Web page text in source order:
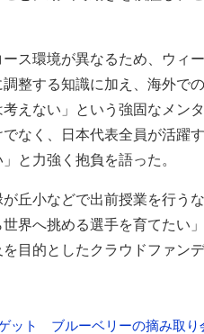
ス環境が異なるため、ウィ
整する知識に加え、海外で
えない」という強固なメン
なく、日本代表全員が活躍
と力強く抱負を語った。
丘小などで出前授業を行う
界へ挑める選手を育てたい
目的としたクラウドファン
ット ブルーベリーの摘み取り